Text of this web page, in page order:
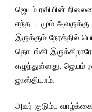
ஜெயம் ரவியின்
எந்த படமும்
இருக்கும் நேரத்தில்
தொடங்கி
எழுந்துள்ளது. ஜெயம்
ஜாஸ்தியாம்.
அவர் குடும்ப